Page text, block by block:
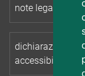
note legali
dichiarazione di
accessibilità